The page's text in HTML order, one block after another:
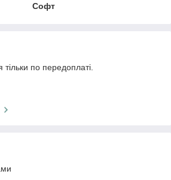
Софт
тільки по передоплаті.